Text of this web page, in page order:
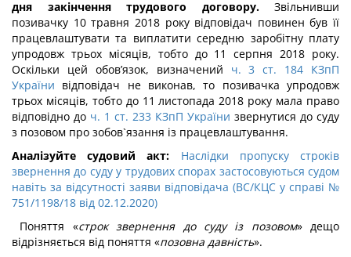
дня закінчення трудового договору. Звільнивши
позивачку 10 травня 2018 року відповідач повинен був її
працевлаштувати та виплатити середню заробітну плату
упродовж трьох місяців, тобто до 11 серпня 2018 року.
Оскільки цей обов’язок, визначений ч. 3 ст. 184 КЗпП
України відповідач не виконав, то позивачка упродовж
трьох місяців, тобто до 11 листопада 2018 року мала право
відповідно до ч. 1 ст. 233 КЗпП України звернутися до суду
з позовом про зобов`язання із працевлаштування.
Аналізуйте судовий акт: Наслідки пропуску строків
звернення до суду у трудових спорах застосовуються судом
навіть за відсутності заяви відповідача (ВС/КЦС у справі №
751/1198/18 від 02.12.2020)
Поняття «строк звернення до суду із позовом» дещо
відрізняється від поняття «позовна давність».